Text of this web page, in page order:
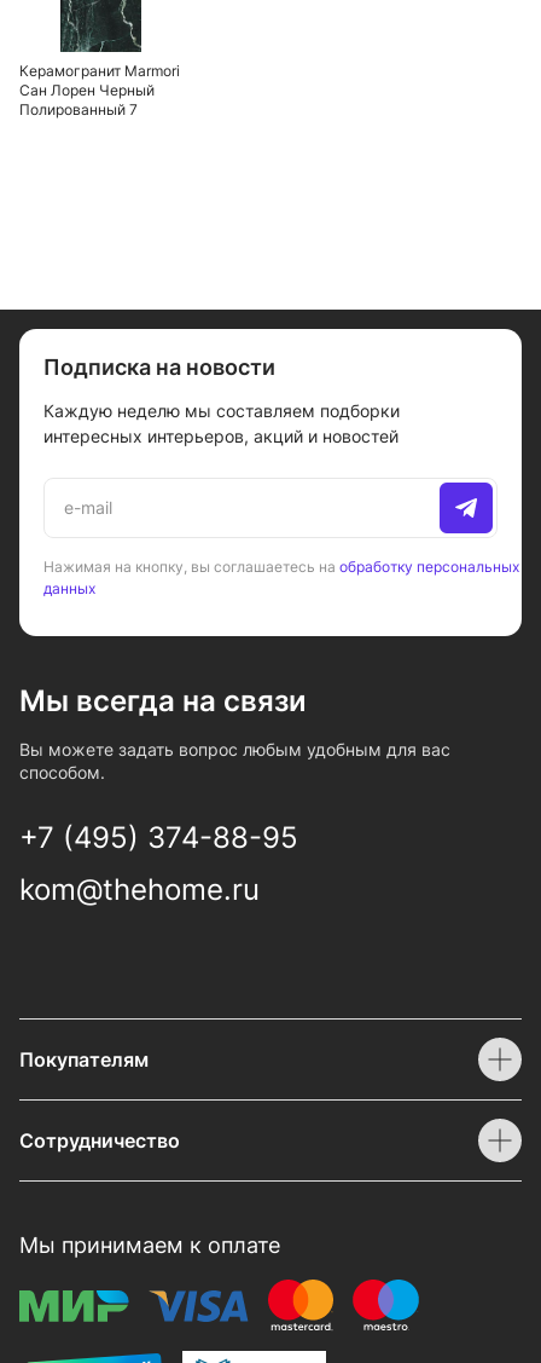
Керамогранит Marmori
Сан Лорен Черный
Полированный 7
Подписка на новости
Каждую неделю мы составляем подборки
интересных интерьеров, акций и новостей
Нажимая на кнопку, вы соглашаетесь на обработку персональных
данных
Мы всегда на связи
Вы можете задать вопрос любым удобным для вас
способом.
+7 (495) 374-88-95
kom@thehome.ru
Покупателям
Сотрудничество
Мы принимаем к оплате